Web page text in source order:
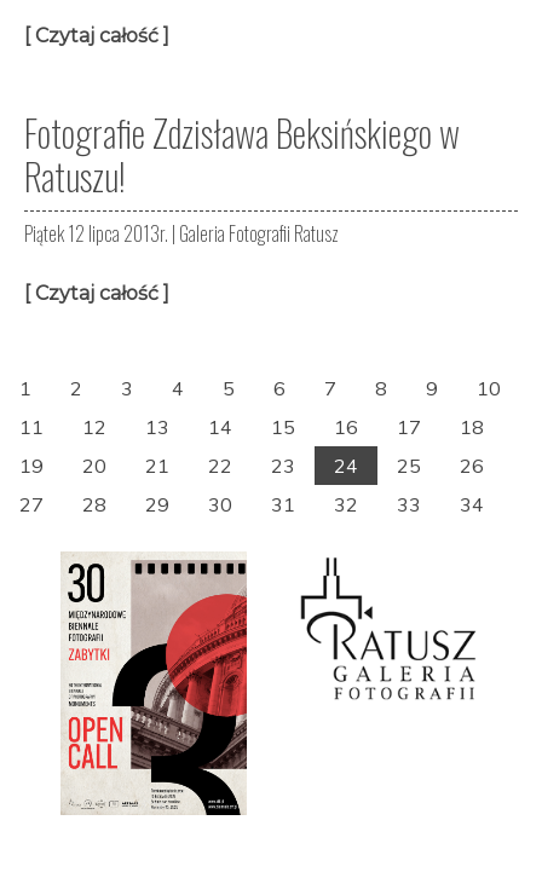
[ Czytaj całość ]
Fotografie Zdzisława Beksińskiego w
Ratuszu!
Piątek 12 lipca 2013r. | Galeria Fotografii Ratusz
[ Czytaj całość ]
1 2 3 4 5 6 7 8 9
10
11
12 13 14 15 16 17
18
19
20 21 22 23 24 25
26
27
28 29 30 31 32 33 34